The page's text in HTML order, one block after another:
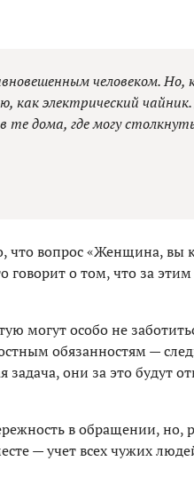
человеком. Но,
как электрический
дома, где могу
вопрос «Женщина, вы
о том, что за
могут особо не
обязанностям —
они за это будут
в обращении, но,
— учет всех чужих